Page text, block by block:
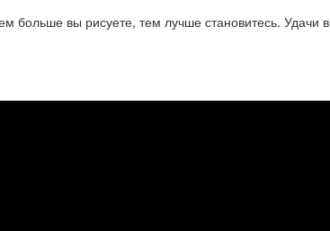
больше вы рисуете, тем лучше становитесь. Удачи в